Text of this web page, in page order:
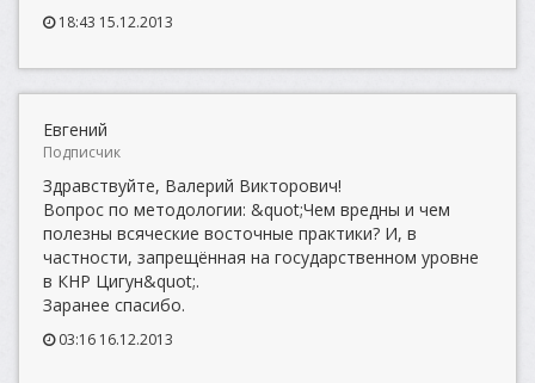
18:43 15.12.2013
Евгений
Подписчик
Здравствуйте, Валерий Викторович!
Вопрос по методологии: &quot;Чем вредны и чем
полезны всяческие восточные практики? И, в
частности, запрещённая на государственном уровне
в КНР Цигун&quot;.
Заранее спасибо.
03:16 16.12.2013